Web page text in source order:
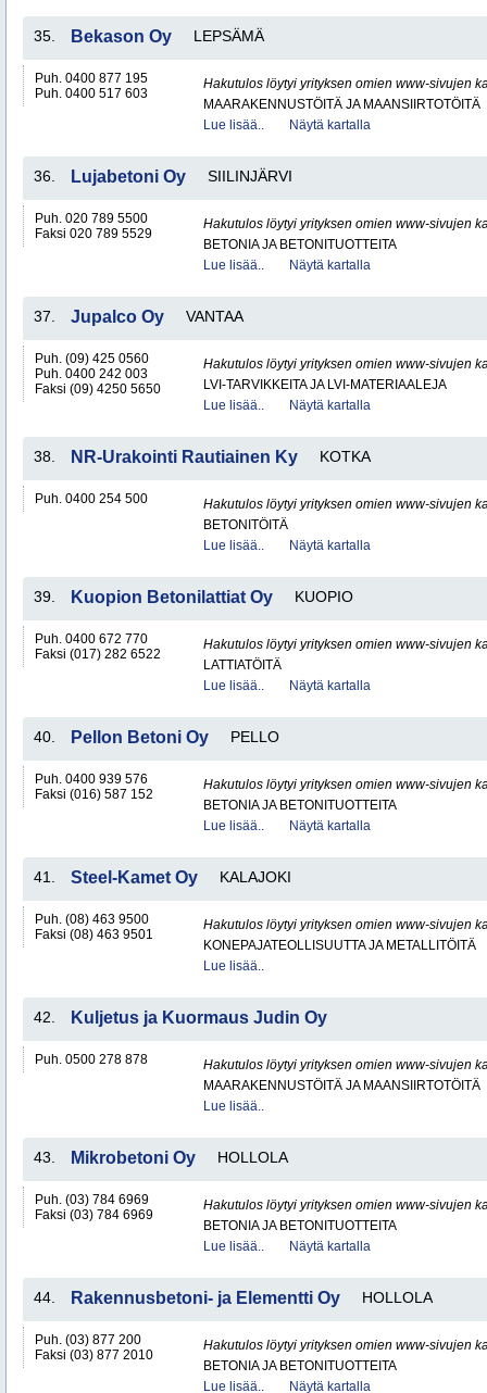
35. Bekason Oy LEPSÄMÄ
Puh. 0400 877 195
Puh. 0400 517 603
Hakutulos löytyi yrityksen omien www-sivujen
MAARAKENNUSTÖITÄ JA MAANSIIRTOTÖITÄ
Lue lisää..
Näytä kartalla
36. Lujabetoni Oy SIILINJÄRVI
Puh. 020 789 5500
Faksi 020 789 5529
Hakutulos löytyi yrityksen omien www-sivujen
BETONIA JA BETONITUOTTEITA
Lue lisää..
Näytä kartalla
37. Jupalco Oy VANTAA
Puh. (09) 425 0560
Puh. 0400 242 003
Faksi (09) 4250 5650
Hakutulos löytyi yrityksen omien www-sivujen
LVI-TARVIKKEITA JA LVI-MATERIAALEJA
Lue lisää..
Näytä kartalla
38. NR-Urakointi Rautiainen Ky KOTKA
Puh. 0400 254 500
Hakutulos löytyi yrityksen omien www-sivujen
BETONITÖITÄ
Lue lisää..
Näytä kartalla
39. Kuopion Betonilattiat Oy KUOPIO
Puh. 0400 672 770
Faksi (017) 282 6522
Hakutulos löytyi yrityksen omien www-sivujen
LATTIATÖITÄ
Lue lisää..
Näytä kartalla
40. Pellon Betoni Oy PELLO
Puh. 0400 939 576
Faksi (016) 587 152
Hakutulos löytyi yrityksen omien www-sivujen
BETONIA JA BETONITUOTTEITA
Lue lisää..
Näytä kartalla
41. Steel-Kamet Oy KALAJOKI
Puh. (08) 463 9500
Faksi (08) 463 9501
Hakutulos löytyi yrityksen omien www-sivujen
KONEPAJATEOLLISUUTTA JA METALLITÖITÄ
Lue lisää..
42. Kuljetus ja Kuormaus Judin Oy
Puh. 0500 278 878
Hakutulos löytyi yrityksen omien www-sivujen
MAARAKENNUSTÖITÄ JA MAANSIIRTOTÖITÄ
Lue lisää..
43. Mikrobetoni Oy HOLLOLA
Puh. (03) 784 6969
Faksi (03) 784 6969
Hakutulos löytyi yrityksen omien www-sivujen
BETONIA JA BETONITUOTTEITA
Lue lisää..
Näytä kartalla
44. Rakennusbetoni- ja Elementti Oy HOLLOLA
Puh. (03) 877 200
Faksi (03) 877 2010
Hakutulos löytyi yrityksen omien www-sivujen
BETONIA JA BETONITUOTTEITA
Lue lisää..
Näytä kartalla